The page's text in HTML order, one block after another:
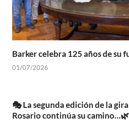
Barker celebra 125 años de su
01/07/2026
🎭 La segunda edición de la
Rosario continúa su